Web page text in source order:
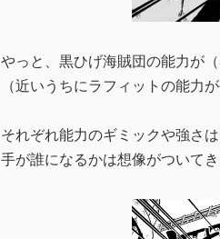
やっと、黒ひげ海賊団の能力が
（近いうちにラフィットの能力
それぞれ能力のギミックや強さ
手が誰になるかは想像がついてき